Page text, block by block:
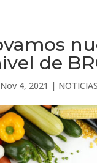
de
Nov 4, 2021 | NOTICIAS